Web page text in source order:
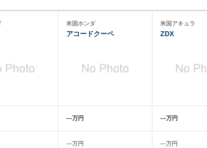
米国ホンダ
アコードクーペ
‐‐‐万円
‐‐‐万円
米国アキュラ
ZDX
‐‐‐万円
‐‐‐万円